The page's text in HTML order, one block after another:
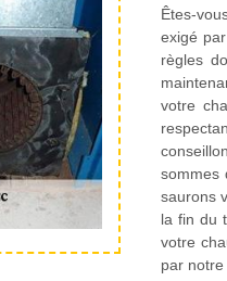
Êtes-
exigé
règles
votre
sommes
saurons
la fin du
votre
par notre